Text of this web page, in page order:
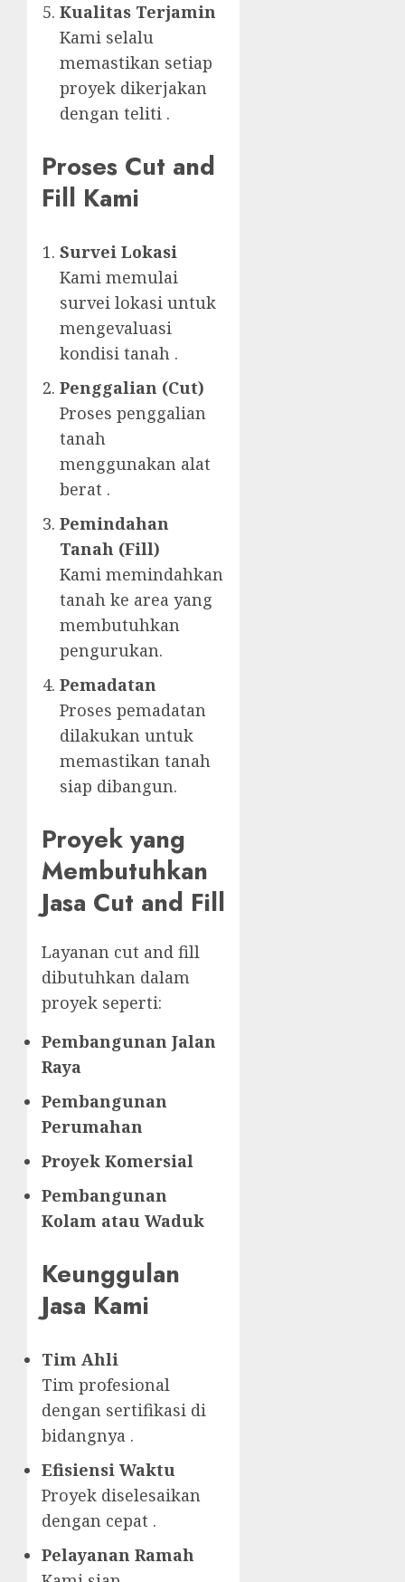
Kualitas Terjamin
Kami selalu
memastikan setiap
proyek dikerjakan
dengan teliti .
Proses Cut and
Fill Kami
Survei Lokasi
Kami memulai
survei lokasi untuk
mengevaluasi
kondisi tanah .
Penggalian (Cut)
Proses penggalian
tanah
menggunakan alat
berat .
Pemindahan
Tanah (Fill)
Kami memindahkan
tanah ke area yang
membutuhkan
pengurukan.
Pemadatan
Proses pemadatan
dilakukan untuk
memastikan tanah
siap dibangun.
Proyek yang
Membutuhkan
Jasa Cut and Fill
Layanan cut and fill
dibutuhkan dalam
proyek seperti:
Pembangunan Jalan
Raya
Pembangunan
Perumahan
Proyek Komersial
Pembangunan
Kolam atau Waduk
Keunggulan
Jasa Kami
Tim Ahli
Tim profesional
dengan sertifikasi di
bidangnya .
Efisiensi Waktu
Proyek diselesaikan
dengan cepat .
Pelayanan Ramah